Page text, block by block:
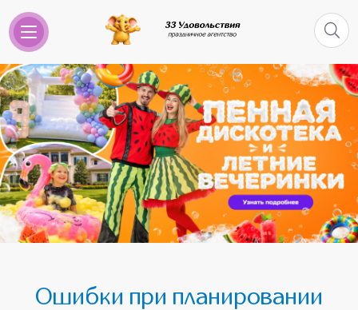
Ошибки при планировании